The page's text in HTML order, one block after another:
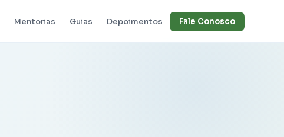
Mentorias Guias Depoimentos Fale Conosco